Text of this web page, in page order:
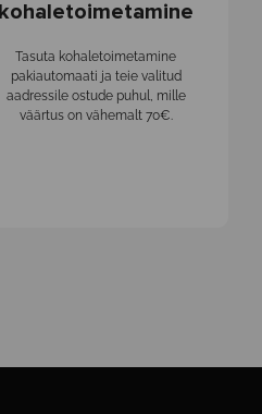
kohaletoimetamine
Tasuta kohaletoimetamine
pakiautomaati ja teie valitud
aadressile ostude puhul, mille
väärtus on vähemalt 70€.